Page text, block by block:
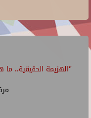
"الهزيمة الحقيقية..